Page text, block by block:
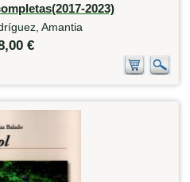
2023)
Amantia
€